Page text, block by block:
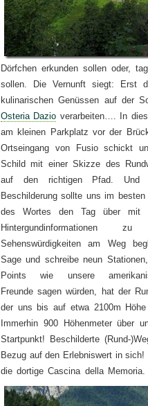
Dörfchen erkunden sollen oder,
sollen. Die Vernunft siegt: Erst
kulinarischen Genüssen auf der
Osteria Dazio verarbeiten…. In
am kleinen Parkplatz vor der
Ortseingang von Fusio schickt
Schild mit einer Skizze des
auf den richtigen Pfad. Und
Beschilderung sollte uns im besten
des Wortes den Tag über mit
Hintergundinformationen
Sehenswürdigkeiten am Weg
Sage und schreibe neun
Points wie unsere
Freunde sagen würden, hat der
der uns bis auf etwa 2100m Höhe
Immerhin 900 Höhenmeter über
Startpunkt! Beschilderte (Rund-
Bezug auf den Erlebniswert in
die dortige Cascina della